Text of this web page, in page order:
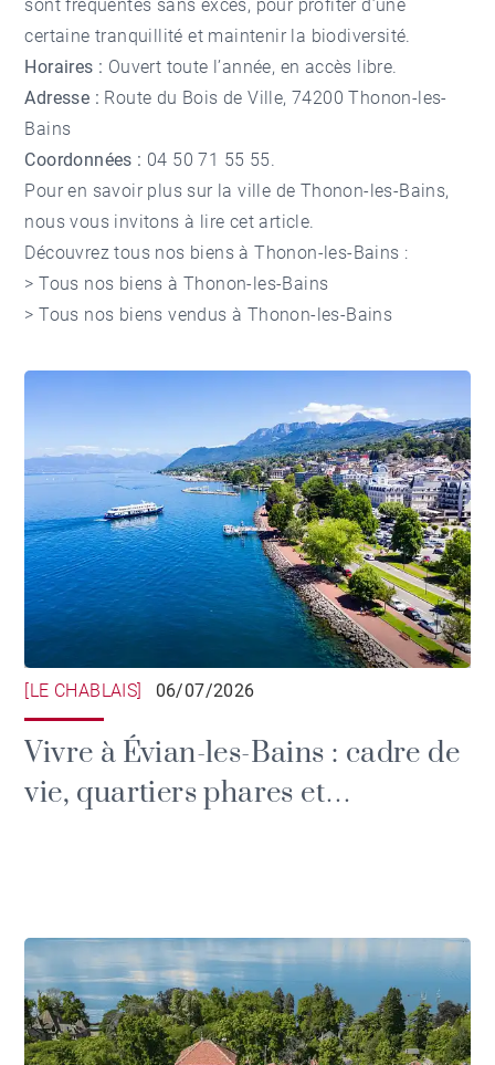
sont fréquentés sans excès, pour profiter d’une
certaine tranquillité et maintenir la biodiversité.
Horaires : Ouvert toute l’année, en accès libre.
Adresse : Route du Bois de Ville, 74200 Thonon-les-
Bains
Coordonnées : 04 50 71 55 55.
Pour en savoir plus sur la ville de Thonon-les-Bains,
nous vous invitons à lire cetarticle.
Découvrez tous nos biens à Thonon-les-Bains :
>Tous nos biens à Thonon-les-Bains
>Tous nos biens vendus à Thonon-les-Bains
[LE CHABLAIS] 06/07/2026
Vivre à Évian-les-Bains : cadre de
vie, quartiers phares et